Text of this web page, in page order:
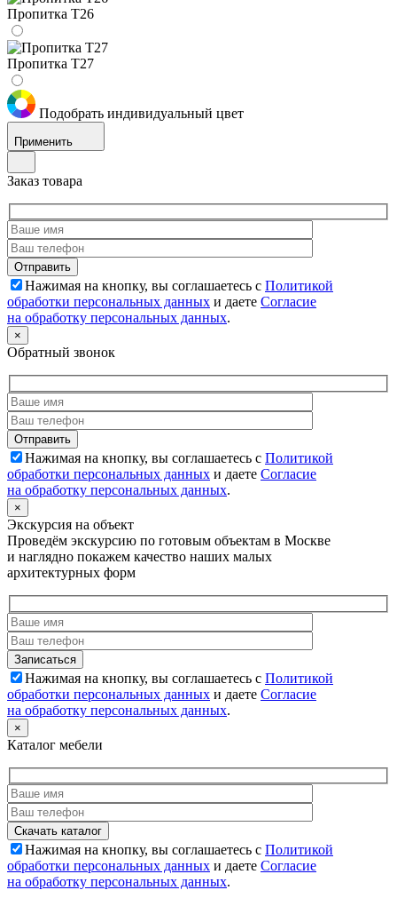
Пропитка Т26
Пропитка Т27
Подобрать индивидуальный цвет
Применить
Заказ товара
Нажимая на кнопку, вы соглашаетесь с Политикой
обработки персональных данных и даете Согласие
на обработку персональных данных.
×
Обратный звонок
Нажимая на кнопку, вы соглашаетесь с Политикой
обработки персональных данных и даете Согласие
на обработку персональных данных.
×
Экскурсия на объект
Проведём экскурсию по готовым объектам в Москве
и наглядно покажем качество наших малых
архитектурных форм
Нажимая на кнопку, вы соглашаетесь с Политикой
обработки персональных данных и даете Согласие
на обработку персональных данных.
×
Каталог мебели
Нажимая на кнопку, вы соглашаетесь с Политикой
обработки персональных данных и даете Согласие
на обработку персональных данных.